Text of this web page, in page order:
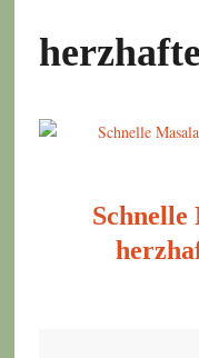
Schnelle